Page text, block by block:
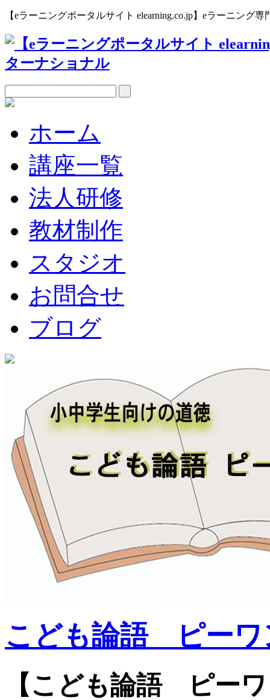
【eラーニングポータルサイト elearning.co.jp】eラーニング
ホーム
講座一覧
法人研修
教材制作
スタジオ
お問合せ
ブログ
こども論語 ピーワ
【こども論語 ピー